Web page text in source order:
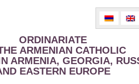
ORDINARIATE
ARMENIAN CATHOLIC
ARMENIA, GEORGIA,
EASTERN EUROPE